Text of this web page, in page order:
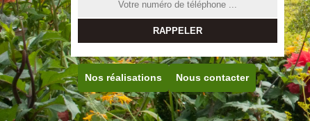
Nos réalisations Nous contacter